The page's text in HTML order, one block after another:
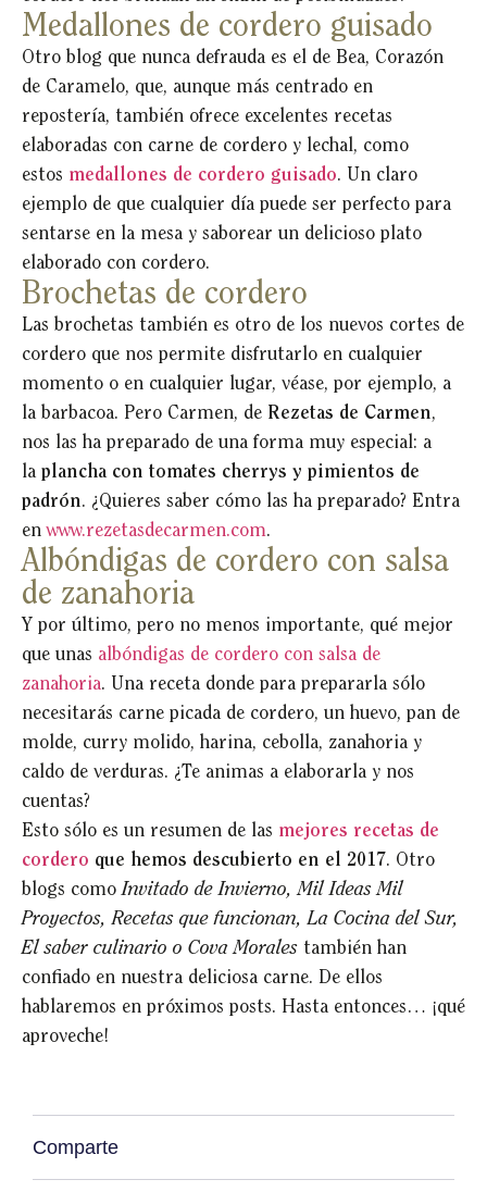
Medallones de cordero guisado
Otro blog que nunca defrauda es el de Bea, Corazón
de Caramelo, que, aunque más centrado en
repostería, también ofrece excelentes recetas
elaboradas con carne de cordero y lechal, como
estos medallones de cordero guisado. Un claro
ejemplo de que cualquier día puede ser perfecto para
sentarse en la mesa y saborear un delicioso plato
elaborado con cordero.
Brochetas de cordero
Las brochetas también es otro de los nuevos cortes de
cordero que nos permite disfrutarlo en cualquier
momento o en cualquier lugar, véase, por ejemplo, a
la barbacoa. Pero Carmen, de Rezetas de Carmen,
nos las ha preparado de una forma muy especial: a
la plancha con tomates cherrys y pimientos de
padrón. ¿Quieres saber cómo las ha preparado? Entra
enwww.rezetasdecarmen.com.
Albóndigas de cordero con salsa
de zanahoria
Y por último, pero no menos importante, qué mejor
que unas albóndigas de cordero con salsa de
zanahoria. Una receta donde para prepararla sólo
necesitarás carne picada de cordero, un huevo, pan de
molde, curry molido, harina, cebolla, zanahoria y
caldo de verduras. ¿Te animas a elaborarla y nos
cuentas?
Esto sólo es un resumen de las mejores recetas de
cordero que hemos descubierto en el 2017. Otro
blogs comoInvitado de Invierno, Mil Ideas Mil
Proyectos, Recetas que funcionan, La Cocina del Sur,
El saber culinario o Cova Morales también han
confiado en nuestra deliciosa carne. De ellos
hablaremos en próximos posts. Hasta entonces… ¡qué
aproveche!
Comparte